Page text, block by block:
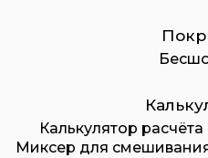
Калькулятор
Миксер для